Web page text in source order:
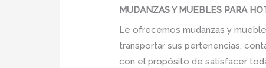
MUDANZAS Y MUEBLES PARA
Le ofrecemos mudanzas y
transportar sus pertenencias,
con el propósito de satisfacer